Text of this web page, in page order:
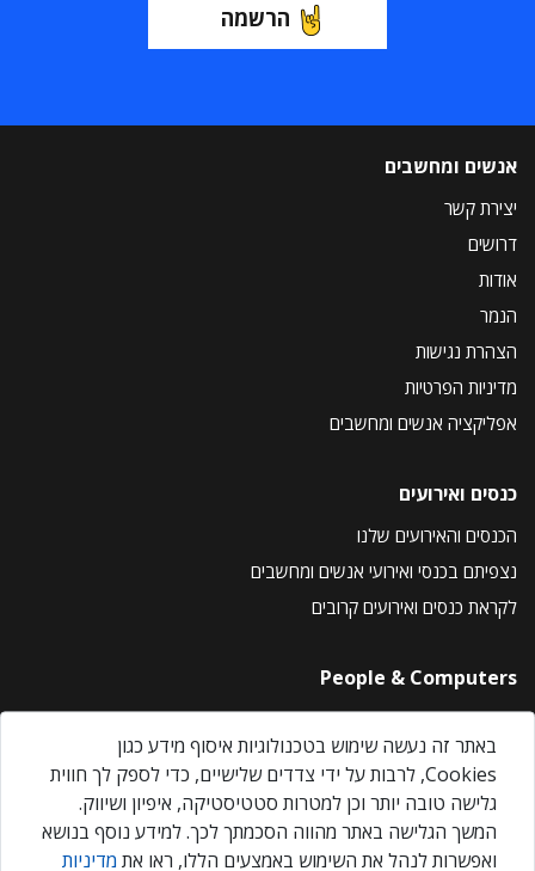
הרשמה
אנשים ומחשבים
יצירת קשר
דרושים
אודות
הנמר
הצהרת נגישות
מדיניות הפרטיות
אפליקציה אנשים ומחשבים
כנסים ואירועים
הכנסים והאירועים שלנו
נצפיתם בכנסי ואירועי אנשים ומחשבים
לקראת כנסים ואירועים קרובים
People & Computers
About Us
Privacy Policy
Contact Us
Our Events
באתר זה נעשה שימוש בטכנולוגיות איסוף מידע כגון
Cookies, לרבות על ידי צדדים שלישיים, כדי לספק לך חווית
גלישה טובה יותר וכן למטרות סטטיסטיקה, איפיון ושיווק.
המשך הגלישה באתר מהווה הסכמתך לכך. למידע נוסף בנושא
ואפשרות לנהל את השימוש באמצעים הללו, ראו את מדיניות